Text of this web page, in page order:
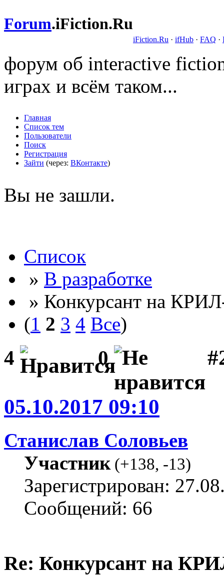
Forum.iFiction.Ru
iFiction.Ru · ifHub · FAQ ·
форум об interactive
играх и всём таком...
Главная
Список тем
Пользователи
Поиск
Регистрация
Зайти (через: ВКонтакте)
Вы не зашли.
Список
» В разработке
» Конкурсант на
(1 2 3 4 Все)
4 0
05.10.2017 09:10
Станислав Соловьев
Участник(+138, -13)
Зарегистрирован:
Сообщений: 66
Re: Конкурсант на